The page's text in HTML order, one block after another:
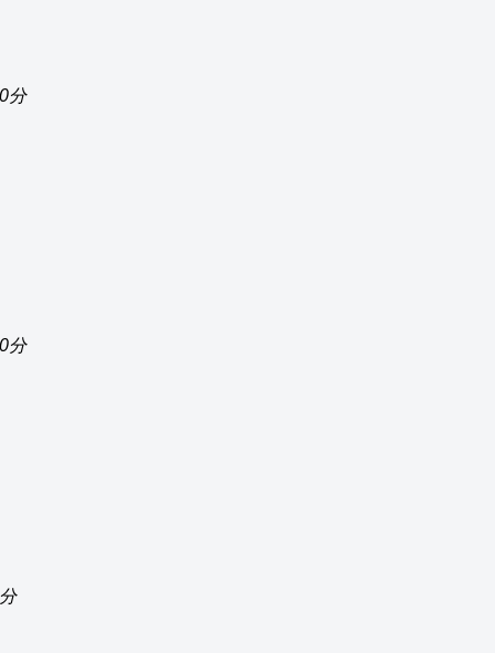
分
分